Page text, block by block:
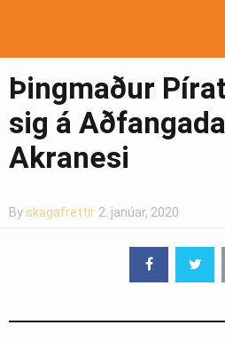
Mannlíf
Heilsueflandi samfélag
Greinasafn
Þingmaður
sig á
Akranesi
By skagafrettir 2. janúar, 2020